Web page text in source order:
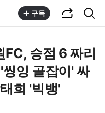
구독
승점 6 짜리
잉 골잡이' 싸
희 '빅뱅'